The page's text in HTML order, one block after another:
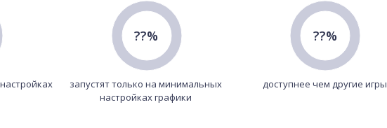
??%
запустят только на минимальных
настройках графики
??%
доступнее чем другие игры